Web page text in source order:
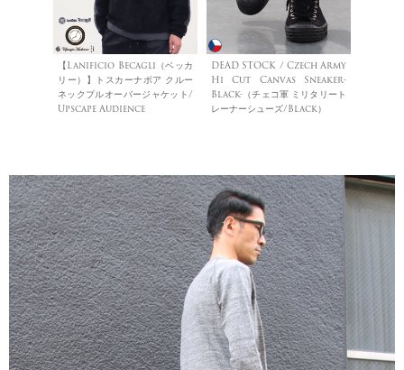
【Lanificio Becagli（ベッカ
リー）】トスカーナボア クルー
ネックプルオーバージャケット/
Upscape Audience
DEAD STOCK / Czech Army
Hi Cut Canvas Sneaker-
Black-（チェコ軍 ミリタリート
レーナーシューズ/Black）